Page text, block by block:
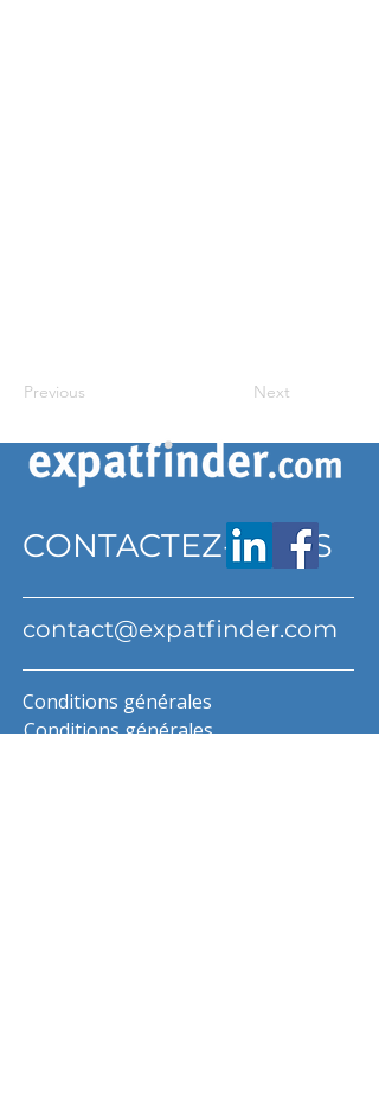
Previous Next
CONTACTEZ-NOUS
contact@expatfinder.com
Conditions générales
Conditions générales